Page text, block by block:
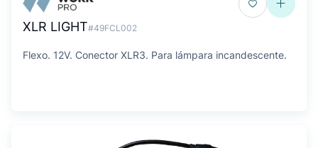
XLR LIGHT#49FCL002
Flexo. 12V. Conector XLR3. Para lámpara incandescente.